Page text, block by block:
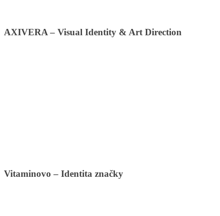
AXIVERA – Visual Identity & Art Direction
Vitaminovo – Identita značky